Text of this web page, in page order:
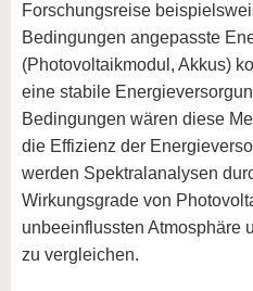
Forschungsreise
Bedingungen angepasste
(Photovoltaikmodul, Akkus)
eine stabile
Bedingungen wären diese
die Effizienz der
werden Spektralanalysen
Wirkungsgrade von
unbeeinflussten Atmosphäre
zu vergleichen.